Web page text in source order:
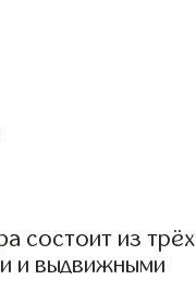
состоит из трёх
и выдвижными